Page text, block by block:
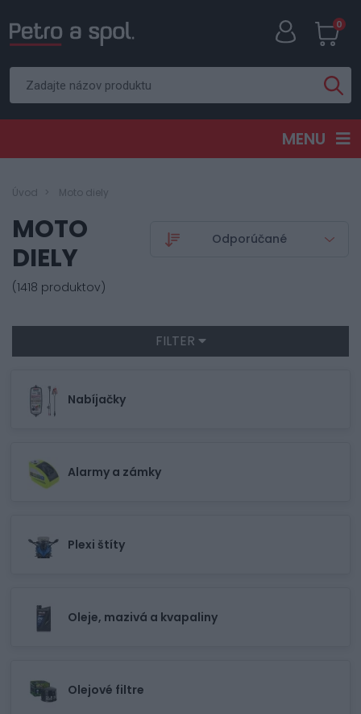
0
MENU
Úvod Moto diely
MOTO
DIELY
(1418 produktov)
FILTER
Nabíjačky
Alarmy a zámky
Plexi štíty
Oleje, mazivá a kvapaliny
Olejové filtre